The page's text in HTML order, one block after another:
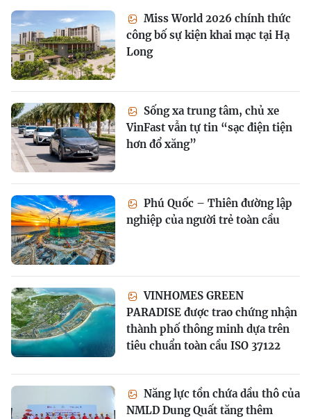
Miss World 2026 chính thức
công bố sự kiện khai mạc tại Hạ
Long
Sống xa trung tâm, chủ xe
VinFast vẫn tự tin “sạc điện tiện
hơn đổ xăng”
Phú Quốc – Thiên đường lập
nghiệp của người trẻ toàn cầu
VINHOMES GREEN
PARADISE được trao chứng nhận
thành phố thông minh dựa trên
tiêu chuẩn toàn cầu ISO 37122
Năng lực tồn chứa dầu thô của
NMLD Dung Quất tăng thêm